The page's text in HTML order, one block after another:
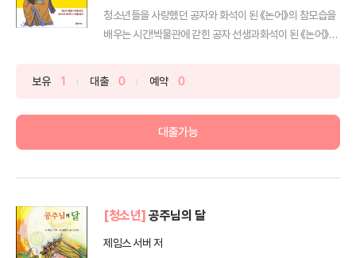
청소년들을 사랑했던 공자와 화석이 된 《논어》의 참모습을
배우는 시간!박물관에 갇힌 공자 선생과화석이 된 《논어》
보유 1 대출 0 예약 0
대출가능
[청소년] 공주님의 달
제임스 서버 저